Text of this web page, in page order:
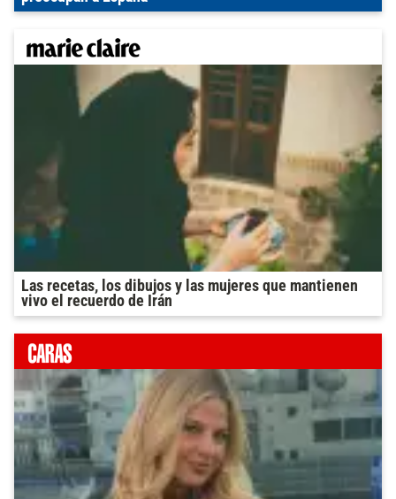
Las recetas, los dibujos y las mujeres que mantienen
vivo el recuerdo de Irán